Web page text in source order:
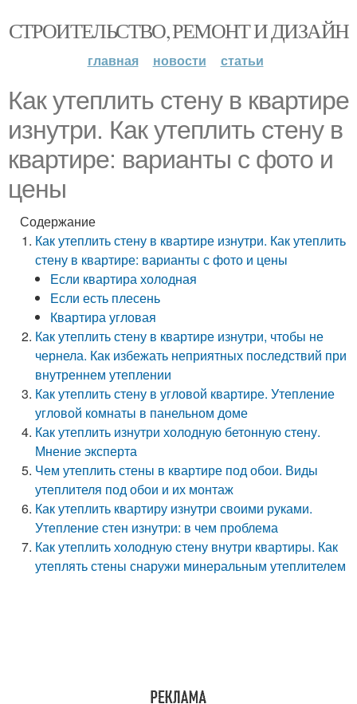
СТРОИТЕЛЬСТВО, РЕМОНТ И ДИЗАЙН
главная новости статьи
Как утеплить стену в квартире
изнутри. Как утеплить стену в
квартире: варианты с фото и
цены
Содержание
Как утеплить стену в квартире изнутри. Как утеплить
стену в квартире: варианты с фото и цены
Если квартира холодная
Если есть плесень
Квартира угловая
Как утеплить стену в квартире изнутри, чтобы не
чернела. Как избежать неприятных последствий при
внутреннем утеплении
Как утеплить стену в угловой квартире. Утепление
угловой комнаты в панельном доме
Как утеплить изнутри холодную бетонную стену.
Мнение эксперта
Чем утеплить стены в квартире под обои. Виды
утеплителя под обои и их монтаж
Как утеплить квартиру изнутри своими руками.
Утепление стен изнутри: в чем проблема
Как утеплить холодную стену внутри квартиры. Как
утеплять стены снаружи минеральным утеплителем